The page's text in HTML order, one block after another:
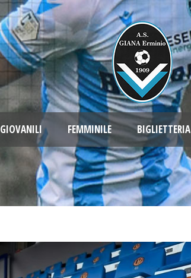
GIOVANILI FEMMINILE BIGLIETTERIA